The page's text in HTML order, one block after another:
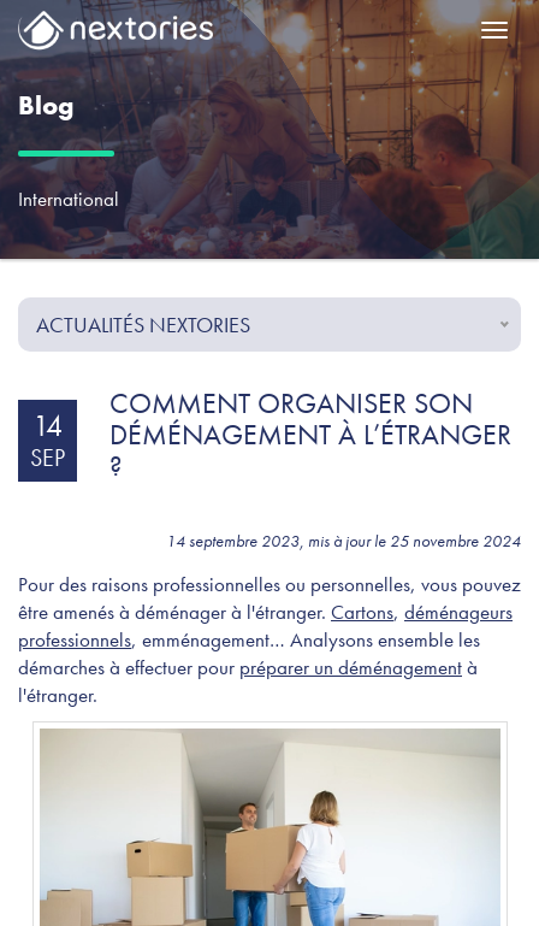
Blog
International
ACTUALITÉS NEXTORIES
14
SEP
COMMENT ORGANISER SON
DÉMÉNAGEMENT À L’ÉTRANGER
?
14 septembre 2023, mis à jour le 25 novembre 2024
Pour des raisons professionnelles ou personnelles, vous pouvez
être amenés à déménager à l'étranger. Cartons, déménageurs
professionnels, emménagement… Analysons ensemble les
démarches à effectuer pour préparer un déménagementà
l'étranger.